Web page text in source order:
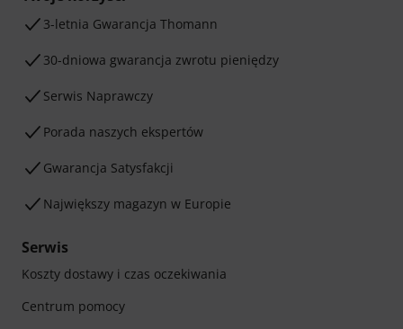
3-letnia Gwarancja Thomann
30-dniowa gwarancja zwrotu pieniędzy
Serwis Naprawczy
Porada naszych ekspertów
Gwarancja Satysfakcji
Największy magazyn w Europie
Serwis
Koszty dostawy i czas oczekiwania
Centrum pomocy